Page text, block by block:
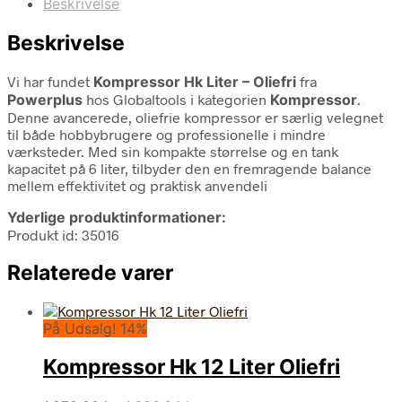
Beskrivelse
Beskrivelse
Vi har fundet Kompressor Hk Liter – Oliefri fra
Powerplus hos Globaltools i kategorien Kompressor.
Denne avancerede, oliefrie kompressor er særlig velegnet
til både hobbybrugere og professionelle i mindre
værksteder. Med sin kompakte størrelse og en tank
kapacitet på 6 liter, tilbyder den en fremragende balance
mellem effektivitet og praktisk anvendeli
Yderlige produktinformationer:
Produkt id: 35016
Relaterede varer
På Udsalg! 14%
Kompressor Hk 12 Liter Oliefri